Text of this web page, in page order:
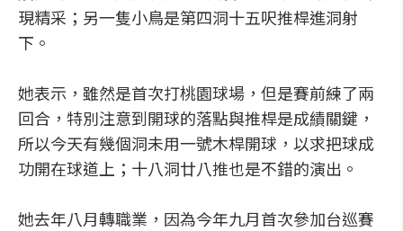
現精采；另一隻小鳥是第四洞十五呎推桿進洞射
下。
她表示，雖然是首次打桃園球場，但是賽前練了兩
回合，特別注意到開球的落點與推桿是成績關鍵，
所以今天有幾個洞未用一號木桿開球，以求把球成
功開在球道上；十八洞廿八推也是不錯的演出。
她去年八月轉職業，因為今年九月首次參加台巡賽